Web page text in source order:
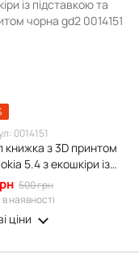
0014151
книжка з 3D принтом
5.4 з екошкіри із
та магнитом
gd2
500 грн
наявності
ціни